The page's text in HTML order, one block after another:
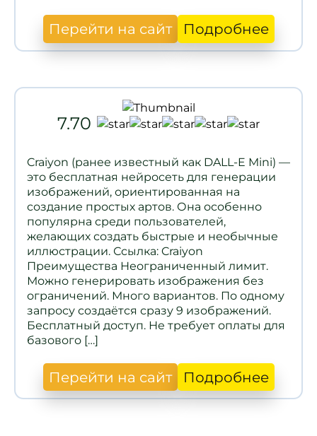
Перейти на сайт Подробнее
7.70
Craiyon (ранее известный как DALL-E Mini) —
это бесплатная нейросеть для генерации
изображений, ориентированная на
создание простых артов. Она особенно
популярна среди пользователей,
желающих создать быстрые и необычные
иллюстрации. Ссылка: Craiyon
Преимущества Неограниченный лимит.
Можно генерировать изображения без
ограничений. Много вариантов. По одному
запросу создаётся сразу 9 изображений.
Бесплатный доступ. Не требует оплаты для
базового […]
Перейти на сайт Подробнее